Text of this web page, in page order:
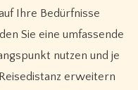
Ihre Bedürfnisse
Sie eine umfassende
nutzen und je
erweitern